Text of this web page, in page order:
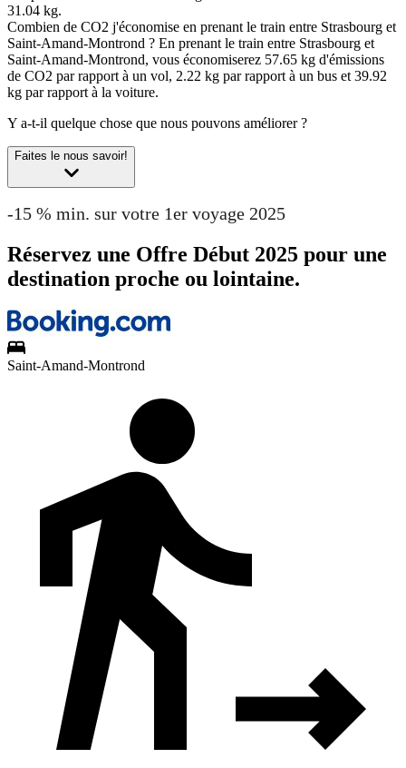
31.04 kg.
Combien de CO2 j'économise en prenant le train entre Strasbourg et
Saint-Amand-Montrond ? En prenant le train entre Strasbourg et
Saint-Amand-Montrond, vous économiserez 57.65 kg d'émissions
de CO2 par rapport à un vol, 2.22 kg par rapport à un bus et 39.92
kg par rapport à la voiture.
Y a-t-il quelque chose que nous pouvons améliorer ?
Faites le nous savoir!
-15 % min. sur votre 1er voyage 2025
Réservez une Offre Début 2025 pour une
destination proche ou lointaine.
Saint-Amand-Montrond